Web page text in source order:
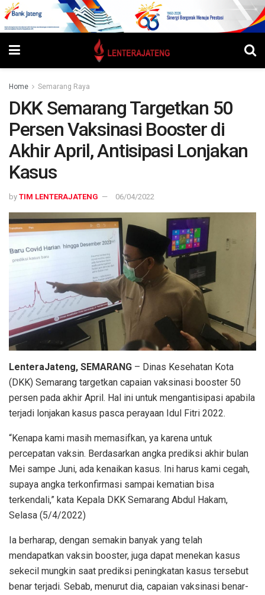
Home Semarang Raya
DKK Semarang Targetkan 50
Persen Vaksinasi Booster di
Akhir April, Antisipasi Lonjakan
Kasus
by TIM LENTERAJATENG 06/04/2022
LenteraJateng, SEMARANG – Dinas Kesehatan Kota
(DKK) Semarang targetkan capaian vaksinasi booster 50
persen pada akhir April. Hal ini untuk mengantisipasi apabila
terjadi lonjakan kasus pasca perayaan Idul Fitri 2022.
“Kenapa kami masih memasifkan, ya karena untuk
percepatan vaksin. Berdasarkan angka prediksi akhir bulan
Mei sampe Juni, ada kenaikan kasus. Ini harus kami cegah,
supaya angka terkonfirmasi sampai kematian bisa
terkendali,” kata Kepala DKK Semarang Abdul Hakam,
Selasa (5/4/2022)
Ia berharap, dengan semakin banyak yang telah
mendapatkan vaksin booster, juga dapat menekan kasus
sekecil mungkin saat prediksi peningkatan kasus tersebut
benar terjadi. Sebab, menurut dia, capaian vaksinasi benar-